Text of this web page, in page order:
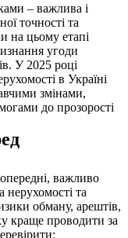
– важлива і
точності та
на цьому етапі
угоди
У 2025 році
в Україні
змінами,
до прозорості
важливо
нерухомості та
обману, арештів,
краще проводити за